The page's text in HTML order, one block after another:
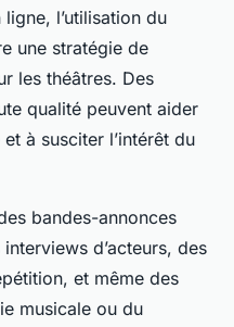
l’utilisation du
une stratégie de
les théâtres. Des
qualité peuvent aider
à susciter l’intérêt du
bandes-annonces
d’acteurs, des
et même des
musicale ou du